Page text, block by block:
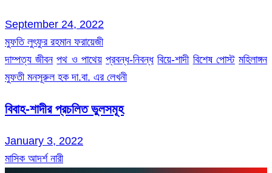
September 24, 2022
মুফতি লুৎফুর রহমান ফরায়েজী
দাম্পত্য জীবন পথ ও পাথেয় প্রবন্ধ-নিবন্ধ বিয়ে-শাদী বিশেষ পোস্ট মহিলাঙ্গন
মুফতী মনসূরুল হক দা.বা. এর লেখনী
বিবাহ-শাদীর প্রচলিত ভুলসমূহ
January 3, 2022
মাসিক আদর্শ নারী